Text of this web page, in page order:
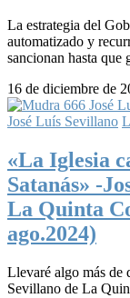
La estrategia del
automatizado y
sancionan hasta
16 de diciembre de
José Luís Sevillano
«La Iglesia
Satanás» -
La Quinta
ago.2024)
Llevaré algo más de
Sevillano de La